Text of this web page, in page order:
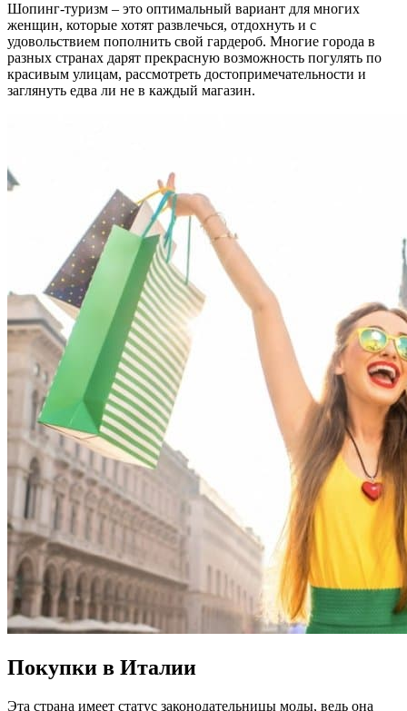
Шопинг-туризм – это оптимальный вариант для многих
женщин, которые хотят развлечься, отдохнуть и с
удовольствием пополнить свой гардероб. Многие города в
разных странах дарят прекрасную возможность погулять по
красивым улицам, рассмотреть достопримечательности и
заглянуть едва ли не в каждый магазин.
Покупки в Италии
Эта страна имеет статус законодательницы моды, ведь она